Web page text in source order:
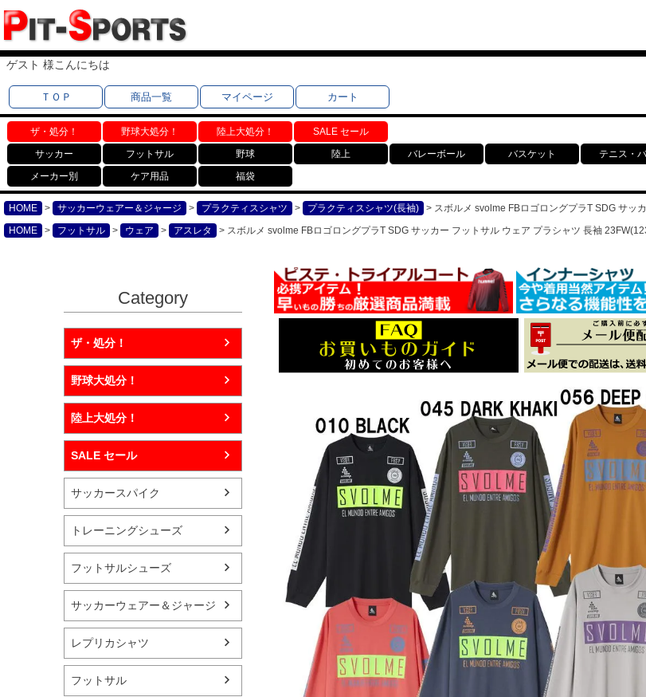
ゲスト 様こんにちは
ＴＯＰ 商品一覧 マイページ カート
ザ・処分！ 野球大処分！ 陸上大処分！
SALE セール
サッカー
フットサル 野球 陸上 バレーボール バスケット テニス・
メーカー別
ケア用品 福袋
HOME サッカーウェアー＆ジャージ プラクティスシャツ プラクティスシャツ(長袖)
スボルメ svolme FBロゴロングプラT SDG サッ
HOME
フットサル ウェア アスレタ スボルメ svolme FBロゴロングプラT SDG サッカー フットサル ウェア プラシャツ 長袖
Category
ザ・処分！
野球大処分！
陸上大処分！
SALE セール
サッカースパイク
トレーニングシューズ
フットサルシューズ
サッカーウェアー＆ジャージ
レプリカシャツ
フットサル